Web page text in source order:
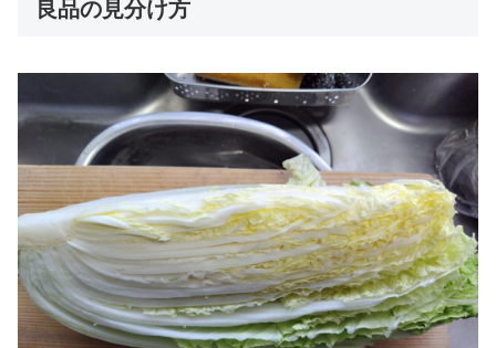
良品の見分け方